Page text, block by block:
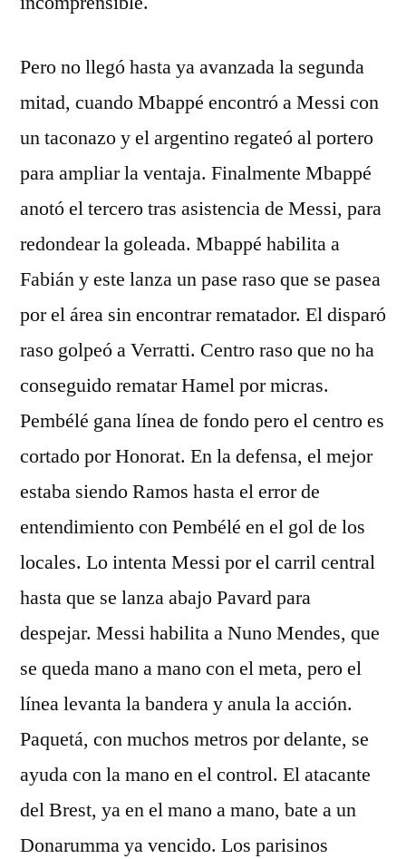
Pero no llegó hasta ya avanzada la segunda
mitad, cuando Mbappé encontró a Messi con
un taconazo y el argentino regateó al portero
para ampliar la ventaja. Finalmente Mbappé
anotó el tercero tras asistencia de Messi, para
redondear la goleada. Mbappé habilita a
Fabián y este lanza un pase raso que se pasea
por el área sin encontrar rematador. El disparó
raso golpeó a Verratti. Centro raso que no ha
conseguido rematar Hamel por micras.
Pembélé gana línea de fondo pero el centro es
cortado por Honorat. En la defensa, el mejor
estaba siendo Ramos hasta el error de
entendimiento con Pembélé en el gol de los
locales. Lo intenta Messi por el carril central
hasta que se lanza abajo Pavard para
despejar. Messi habilita a Nuno Mendes, que
se queda mano a mano con el meta, pero el
línea levanta la bandera y anula la acción.
Paquetá, con muchos metros por delante, se
ayuda con la mano en el control. El atacante
del Brest, ya en el mano a mano, bate a un
Donarumma ya vencido. Los parisinos